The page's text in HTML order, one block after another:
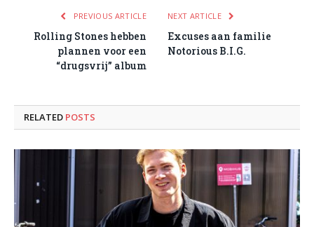
PREVIOUS ARTICLE
Rolling Stones hebben
plannen voor een
“drugsvrij” album
NEXT ARTICLE
Excuses aan familie
Notorious B.I.G.
RELATED POSTS